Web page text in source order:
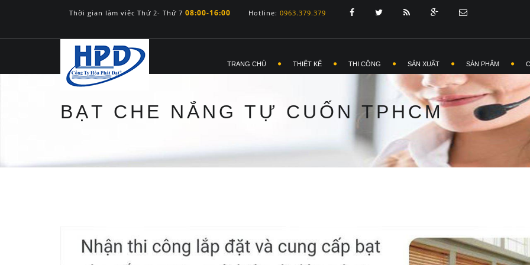
Thời gian làm viêc Thứ 2- Thứ 7 08:00-16:00 Hotline: 0963.379.379
TRANG CHỦ THIẾT KẾ THI CÔNG SẢN XUẤT SẢN PHẨM
BẠT CHE NẮNG TỰ CUỐN TPHCM